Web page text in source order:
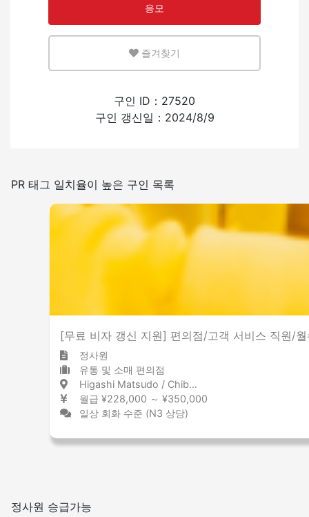
영어 또는 모국어를 살릴 수 있는 환경
일본어를 쓰는 빈도
많은
응모
즐겨찾기
구인 ID：27520
구인 갱신일：2024/8/9
PR 태그 일치율이 높은 구인 목록
[무료 비자 갱신 지원] 편의점/고객 서비스 직원/
정사원
유통 및 소매 편의점
Higashi Matsudo / Chiba 東松戸 / 千葉県
월급 ¥228,000 ～ ¥350,000
일상 회화 수준 (N3 상당)
정사원 승급가능